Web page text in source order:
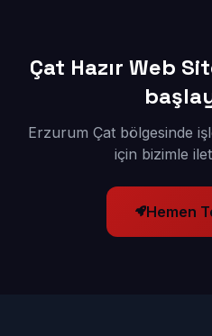
Çat Hazır Web
Erzurum Çat bölgesinde
için bizimle
Hemen